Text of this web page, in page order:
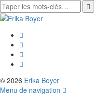
© 2026 Erika Boyer
Menu de navigation